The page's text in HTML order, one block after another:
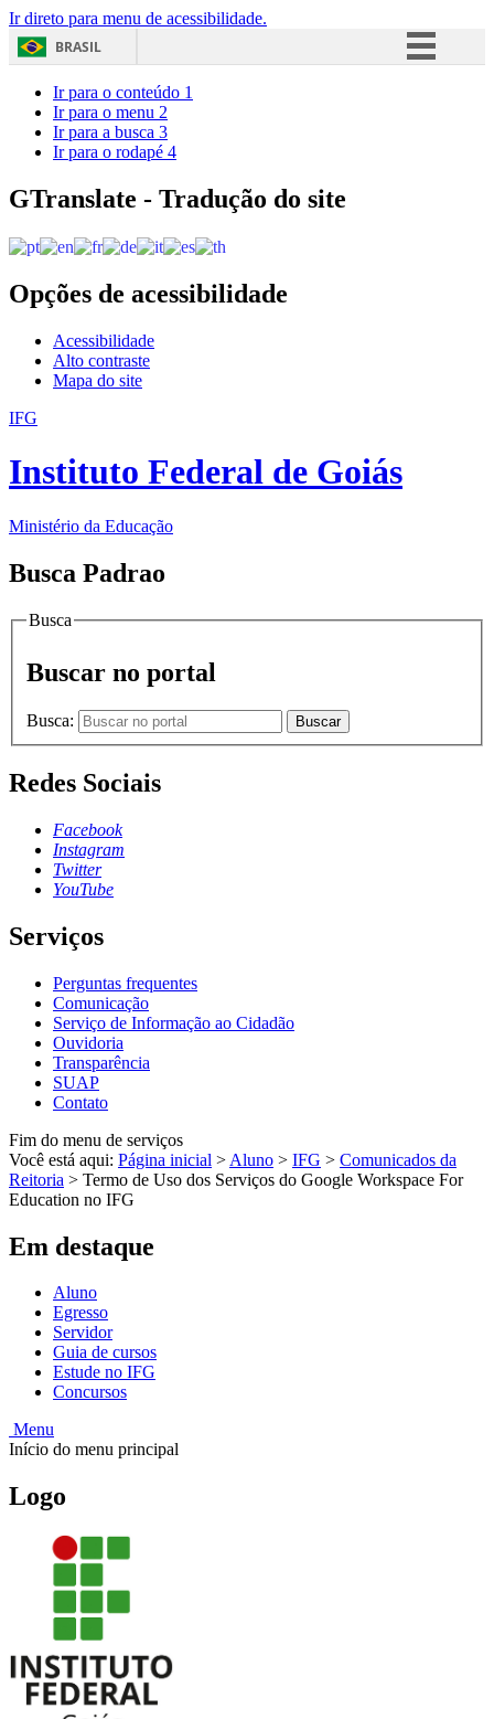
Ir direto para menu de acessibilidade.
BRASIL
Acesso à informação
Ir para o conteúdo 1
Ir para o menu 2
Ir para a busca 3
Ir para o rodapé 4
GTranslate - Tradução do site
Opções de acessibilidade
Acessibilidade
Alto contraste
Mapa do site
IFG
Instituto Federal de Goiás
Ministério da Educação
Busca Padrao
Busca
Buscar no portal
Busca: Buscar
Redes Sociais
Facebook
Instagram
Twitter
YouTube
Serviços
Perguntas frequentes
Comunicação
Serviço de Informação ao Cidadão
Ouvidoria
Transparência
SUAP
Contato
Fim do menu de serviços
Você está aqui: Página inicial > Aluno > IFG > Comunicados da
Reitoria > Termo de Uso dos Serviços do Google Workspace For
Education no IFG
Em destaque
Aluno
Egresso
Servidor
Guia de cursos
Estude no IFG
Concursos
Menu
Início do menu principal
Logo